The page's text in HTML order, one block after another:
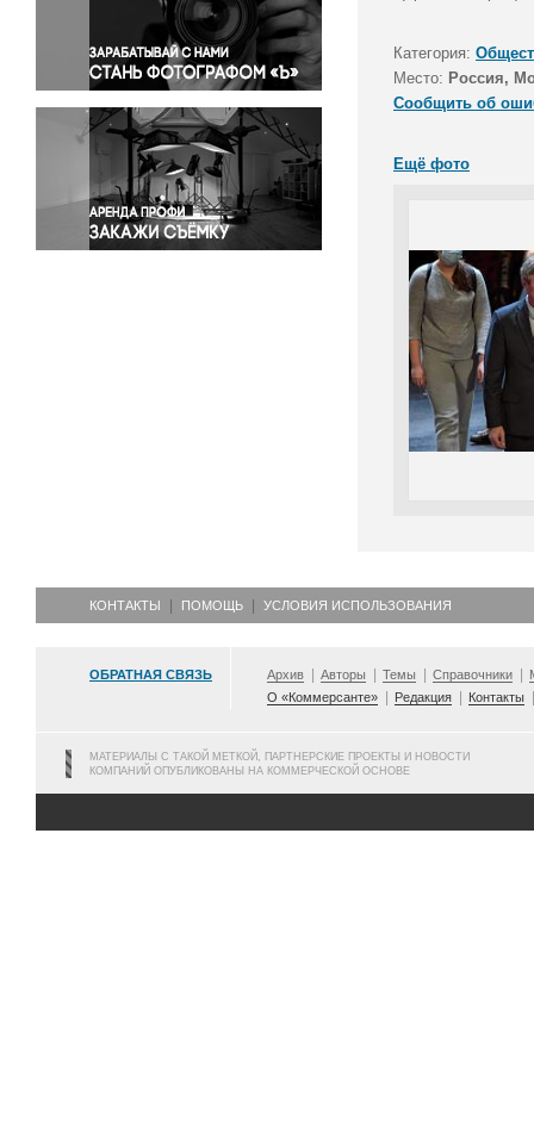
Правосудие
Происшествия и конфликты
Религия
Светская жизнь
Спорт
Экология
Экономика и бизнес
Категория:
Место: Россия,
Сообщить об
Ещё фото
КОНТАКТЫ ПОМОЩЬ УСЛОВИЯ ИСПОЛЬЗОВАНИЯ
ОБРАТНАЯ СВЯЗЬ Архив Авторы Темы Справочники
О «Коммерсанте»
Редакция Контакты
МАТЕРИАЛЫ С ТАКОЙ МЕТКОЙ, ПАРТНЕРСКИЕ ПРОЕКТЫ И НОВОСТИ
КОМПАНИЙ ОПУБЛИКОВАНЫ НА КОММЕРЧЕСКОЙ ОСНОВЕ